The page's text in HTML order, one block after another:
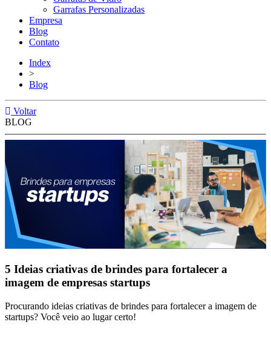
Garrafas Personalizadas
Empresa
Blog
Contato
Index
>
Blog
Voltar
BLOG
5 Ideias criativas de brindes para fortalecer a
imagem de empresas startups
Procurando ideias criativas de brindes para fortalecer a imagem de
startups? Você veio ao lugar certo!